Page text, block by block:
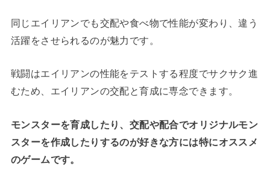
同じエイリアンでも交配や食べ物で性能が変わり、違う
活躍をさせられるのが魅力です。
戦闘はエイリアンの性能をテストする程度でサクサク進
むため、エイリアンの交配と育成に専念できます。
モンスターを育成したり、交配や配合でオリジナルモン
スターを作成したりするのが好きな方には特にオススメ
のゲームです。